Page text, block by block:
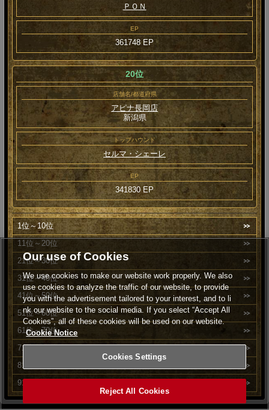
ＰＯＮ
EP
361748 EP
20位
店舗名/都道府県
アピナ長岡店
新潟県
トップハウンド
セルマ・シェーレ
EP
341830 EP
1位～10位
11位～20位
21位～30位
31位～40位
41位～50位
51位～60位
61位～70位
71位～80位
81位～90位
91位～100位
Our use of Cookies
We use cookies to make our website work properly. We also
use cookies to analyze the traffic of our website, to provide
you with the advertisement tailored to your interest, and to li
nk our website to the social media. If you select “Accept All
Cookies”, all of these cookies will be used on our website.
Cookie Notice
Cookies Settings
Reject All Cookies